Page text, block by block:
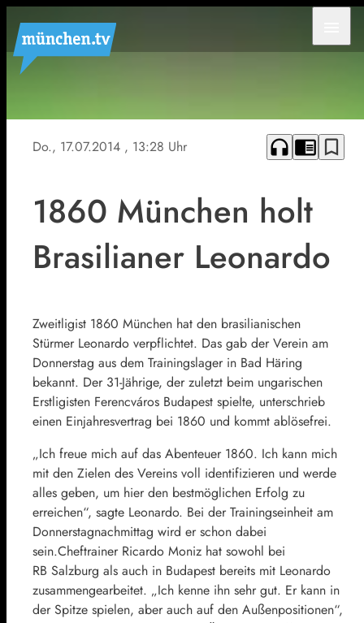
Do., 17.07.2014 , 13:28 Uhr headphones chrome_reader_mode bookmark_border
1860 München holt
Brasilianer Leonardo
Zweitligist 1860 München hat den brasilianischen
Stürmer Leonardo verpflichtet. Das gab der Verein am
Donnerstag aus dem Trainingslager in Bad Häring
bekannt. Der 31-Jährige, der zuletzt beim ungarischen
Erstligisten Ferencváros Budapest spielte, unterschrieb
einen Einjahresvertrag bei 1860 und kommt ablösefrei.
„Ich freue mich auf das Abenteuer 1860. Ich kann mich
mit den Zielen des Vereins voll identifizieren und werde
alles geben, um hier den bestmöglichen Erfolg zu
erreichen“, sagte Leonardo. Bei der Trainingseinheit am
Donnerstagnachmittag wird er schon dabei
sein.Cheftrainer Ricardo Moniz hat sowohl bei
RB Salzburg als auch in Budapest bereits mit Leonardo
zusammengearbeitet. „Ich kenne ihn sehr gut. Er kann in
der Spitze spielen, aber auch auf den Außenpositionen“,